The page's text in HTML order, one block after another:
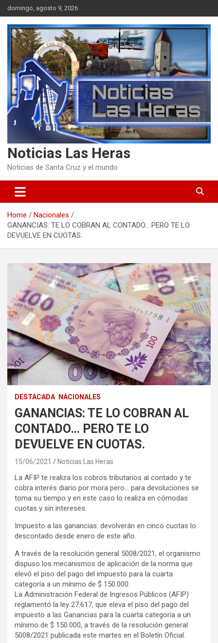
Skip
to
content
domingo, agosto 9, 2026
Noticias Las Heras
Noticias de Santa Cruz y el mundo
Home
Nacionales
GANANCIAS: TE LO COBRAN AL CONTADO… PERO TE LO
DEVUELVE EN CUOTAS.
DESTACADA NACIONALES
GANANCIAS: TE LO COBRAN AL
CONTADO… PERO TE LO
DEVUELVE EN CUOTAS.
15/06/2021 Noticias Las Heras
La AFIP te realiza los cobros tributarios al contado y te
cobra interés diario por mora pero… para devoluciones se
toma su tiempo y en este caso lo realiza en cómodas
cuotas y sin intereses.
Impuesto a las ganancias: devolverán en cinco cuotas lo
descontado desde enero de este año.
A través de la resolución general 5008/2021, el organismo
dispuso los mecanismos de aplicación de la norma que
elevó el piso del pago del impuesto para la cuarta
categoría a un mínimo de $ 150.000.
La Administración Federal de Ingresos Públicos (AFIP)
reglamentó la ley 27.617, que eleva el piso del pago del
impuesto a las Ganancias para la cuarta categoría a un
mínimo de $ 150.000, a través de la resolución general
5008/2021 publicada este martes en el Boletín Oficial.